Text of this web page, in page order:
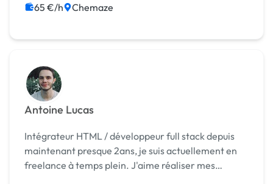
65 €/h Chemaze
Antoine Lucas
Intégrateur HTML / développeur full stack depuis
maintenant presque 2ans, je suis actuellement en
freelance à temps plein. J'aime réaliser mes